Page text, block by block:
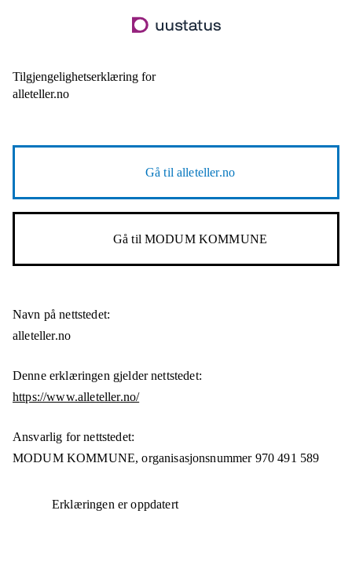
til
Tilgjengelighetserklæring for
alleteller.no
Gå tilalleteller.no
Gå tilMODUM KOMMUNE
Navn på nettstedet:
alleteller.no
Denne erklæringen gjelder nettstedet:
https://www.alleteller.no/
Ansvarlig for nettstedet:
MODUM KOMMUNE,organisasjonsnummer 970 491 589
Erklæringen er oppdatert